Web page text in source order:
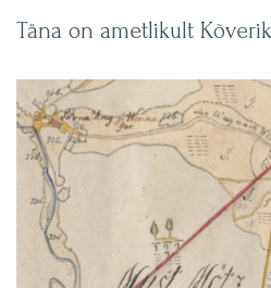
Täna on ametlikult